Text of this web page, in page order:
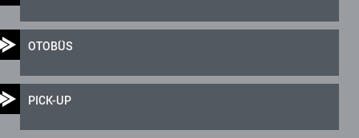
OTOBÜS
PICK-UP